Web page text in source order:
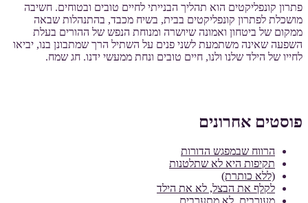
פתרון קונפליקטים הוא תהליך הבנייתי לחיים טובים ובטוחים. חשיבה
מושכלת לפתרון קונפליקטים בבית, בשיח מכבד, בהתנהלות שבאה
ממקום של ביטחון ואמונה שיושרה ומנוחת הנפש של ההורים בעלת
השפעה שאינה משתמעת לשני פנים על השתיל הרך שמתבונן בנו, יביאו
לחייו של הילד שלנו ולנו, חיים טובים ונחת ממעשי ידנו. חג שמח.
פוסטים אחרונים
הרווח שבמפגש הדורות
תקיפות היא לא שתלטנות
(ללא כותרת)
לקלף את הבצל, לא את הילד
מעורבים, לא מתערבים